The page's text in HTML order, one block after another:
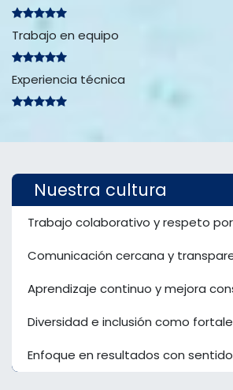
Trabajo en equipo
Experiencia técnica
Nuestra cultura
Trabajo colaborativo y respeto
Comunicación cercana y
Aprendizaje continuo y mejora
Diversidad e inclusión como
Enfoque en resultados con